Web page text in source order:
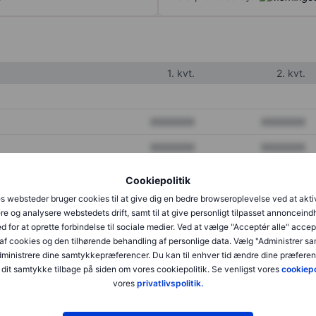
Cookiepolitik
websteder bruger cookies til at give dig en bedre browseroplevelse ved at
og analysere webstedets drift, samt til at give personligt tilpasset
for at oprette forbindelse til sociale medier. Ved at vælge "Acceptér alle"
cookies og den tilhørende behandling af personlige data. Vælg "Administrer
dine samtykkepræferencer. Du kan til enhver tid ændre dine
samtykke tilbage på siden om vores cookiepolitik. Se venligst vores
vores privatlivspolitik.
1. kvt. 2. kvt.
XXXXXXX XXXXXXX
XXXXXXX